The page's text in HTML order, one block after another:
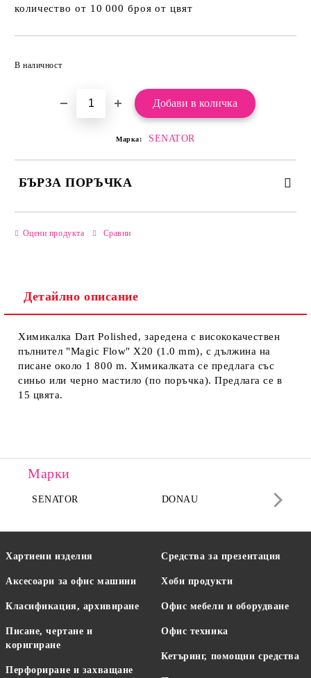
количество от 10 000 броя от цвят
В наличност
Марка: SENATOR
БЪРЗА ПОРЪЧКА
Ние ще се свържем с вас в рамките на работния ден.
Оцени продукта Сравни
Детайлно описание
Химикалка Dart Polished, заредена с висококачествен
пълнител "Magic Flow" X20 (1.0 mm), с дължина на
писане около 1 800 m. Химикалката се предлага със
синьо или черно мастило (по поръчка). Предлага се в
15 цвята.
Марки
SENATOR DONAU
Хартиени изделия
Аксесоари за офис машини
Класификация, архивиране
Писане, чертане и
коригиране
Перфориране и захващане
Средства за презентация
Хоби продукти
Офис мебели и оборудване
Офис техника
Кетъринг, помощни средства